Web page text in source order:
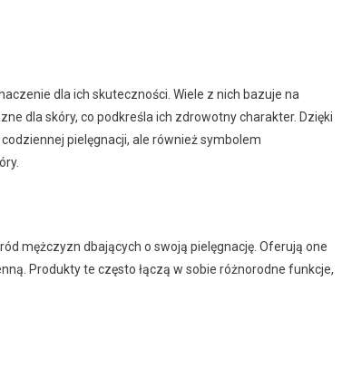
dla ich skuteczności. Wiele z nich bazuje na
dla skóry, co podkreśla ich zdrowotny charakter. Dzięki
pielęgnacji, ale również symbolem
mężczyzn dbających o swoją pielęgnację. Oferują one
Produkty te często łączą w sobie różnorodne funkcje,